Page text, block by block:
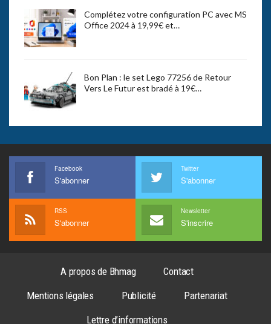
Complétez votre configuration PC avec MS
Office 2024 à 19,99€ et…
Bon Plan : le set Lego 77256 de Retour
Vers Le Futur est bradé à 19€…
Facebook
S'abonner
Twitter
S'abonner
RSS
S'abonner
Newsletter
S'inscrire
A propos de Bhmag
Contact
Mentions légales
Publicité
Partenariat
Lettre d’informations